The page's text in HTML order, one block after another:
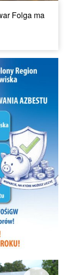
Folga ma